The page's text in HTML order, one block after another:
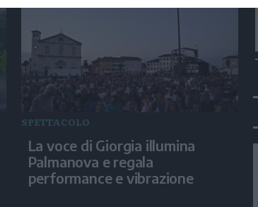
SPETTACOLO
La voce di Giorgia illumina
Palmanova e regala
performance e vibrazione